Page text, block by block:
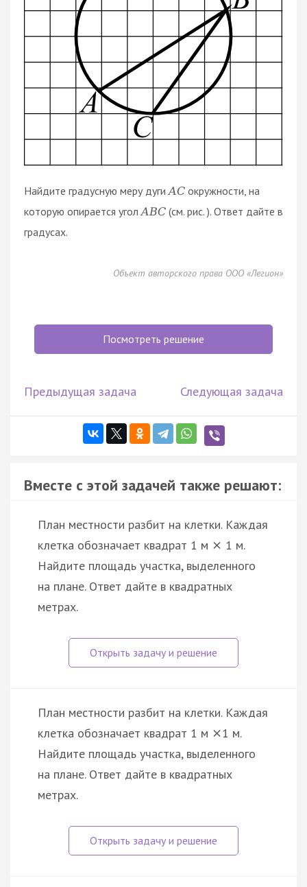
Найдите градусную меру дуги AC окружности, на
которую опирается угол ABC (см. рис. ). Ответ дайте в
градусах.
Объект авторского права ООО «Легион»
Посмотреть решение
Предыдущая задача Следующая задача
Вместе с этой задачей также решают:
План местности разбит на клетки. Каждая
клетка обозначает квадрат 1 м × 1 м.
Найдите площадь участка, выделенного
на плане. Ответ дайте в квадратных
метрах.
План местности разбит на клетки. Каждая
клетка обозначает квадрат 1 м ×1 м.
Найдите площадь участка, выделенного
на плане. Ответ дайте в квадратных
метрах.